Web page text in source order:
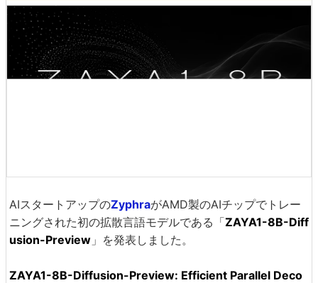
AIスタートアップのZyphraがAMD製のAIチップでトレー
ニングされた初の拡散言語モデルである「ZAYA1-8B-Diff
usion-Preview 」を発表しました。
ZAYA1-8B-Diffusion-Preview: Efficient Parallel Deco